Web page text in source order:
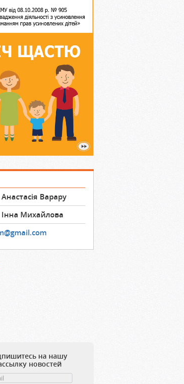
Анастасія Варару
Інна Михайлова
на нашу
новостей